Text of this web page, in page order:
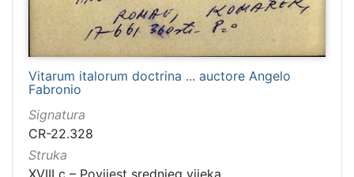
Vitarum italorum doctrina ... auctore Angelo
Fabronio
Signatura
CR-22.328
Struka